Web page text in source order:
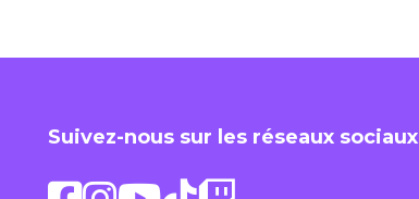
Suivez-nous sur les réseaux sociaux